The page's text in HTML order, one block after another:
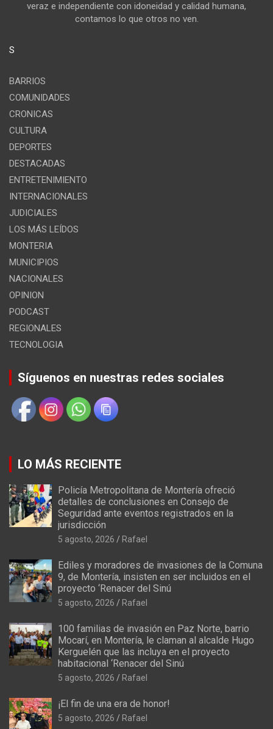
veraz e independiente con idoneidad y calidad humana,
contamos lo que otros no ven.
S
BARRIOS
COMUNIDADES
CRONICAS
CULTURA
DEPORTES
DESTACADAS
ENTRETENIMIENTO
INTERNACIONALES
JUDICIALES
LOS MÁS LEÍDOS
MONTERIA
MUNICIPIOS
NACIONALES
OPINION
PODCAST
REGIONALES
TECNOLOGIA
Síguenos en nuestras redes sociales
LO MÁS RECIENTE
Policía Metropolitana de Montería ofreció
detalles de conclusiones en Consejo de
Seguridad ante eventos registrados en la
jurisdicción
5 agosto, 2026 Rafael
Ediles y moradores de invasiones de la Comuna
9, de Montería, insisten en ser incluidos en el
proyecto ‘Renacer del Sinú
5 agosto, 2026 Rafael
100 familias de invasión en Paz Norte, barrio
Mocarí, en Montería, le claman al alcalde Hugo
Kerguelén que las incluya en el proyecto
habitacional ‘Renacer del Sinú
5 agosto, 2026 Rafael
¡El fin de una era de honor!
5 agosto, 2026 Rafael